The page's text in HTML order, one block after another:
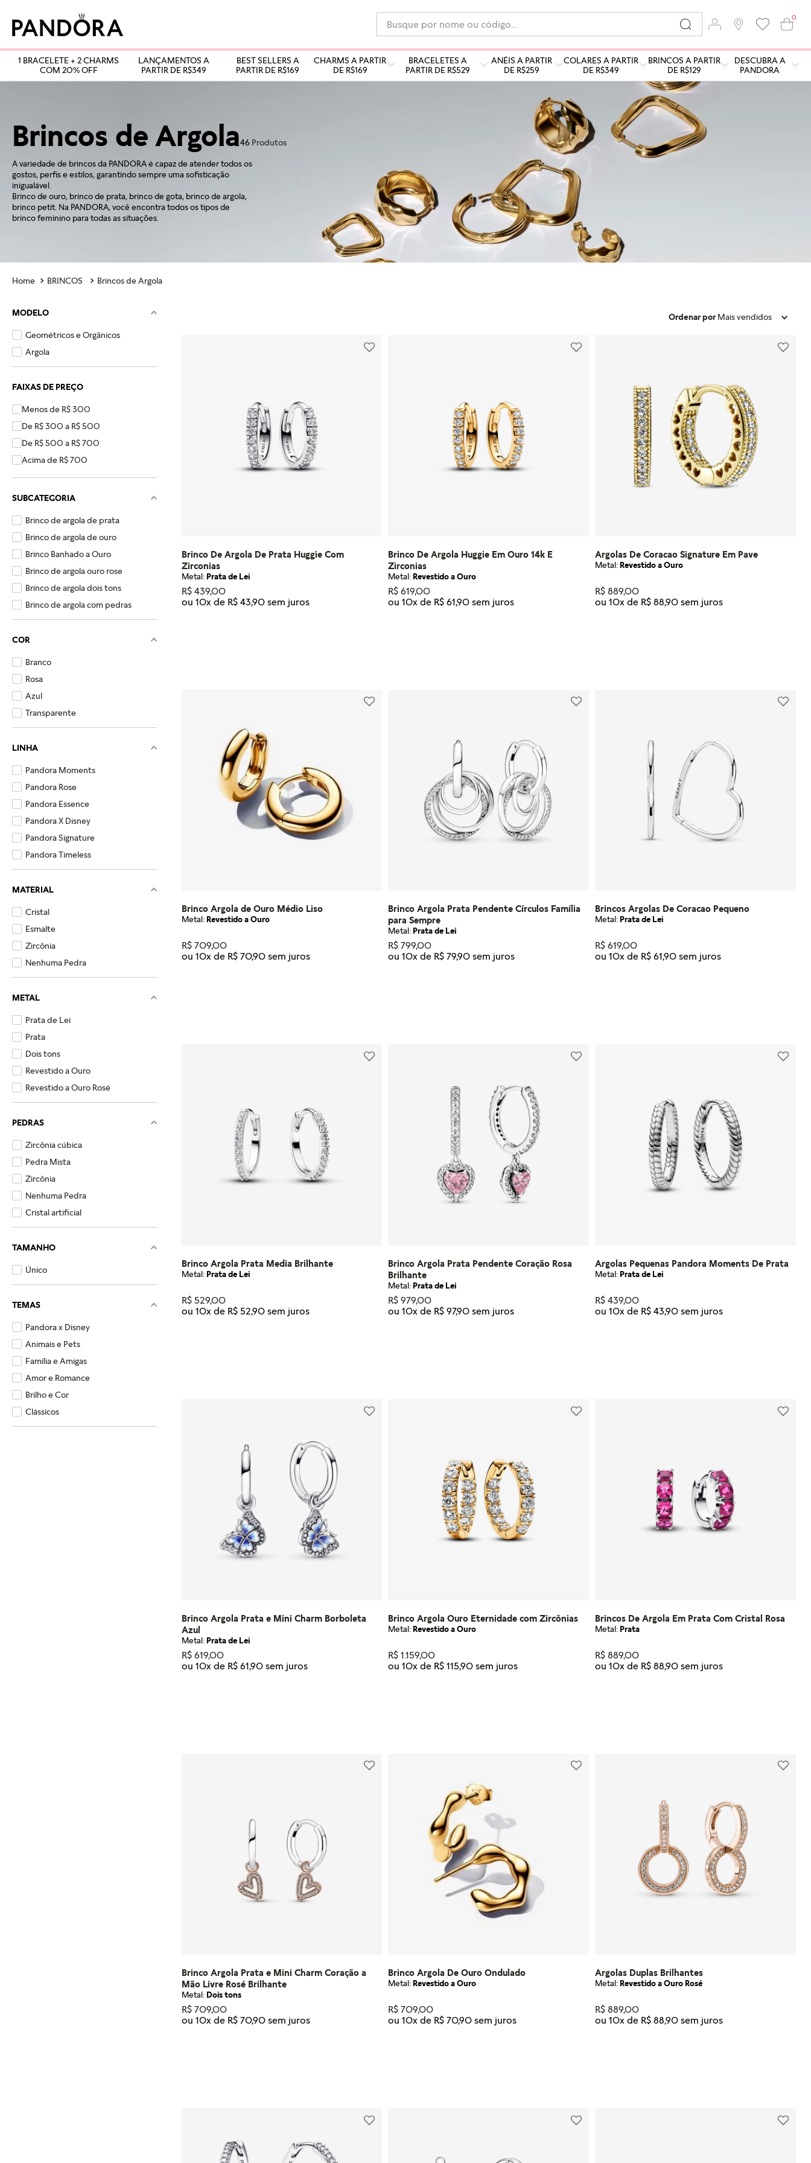
Busque por nome ou código... 0
1 BRACELETE + 2 CHARMS
COM 20% OFF
LANÇAMENTOS A
PARTIR DE R$349
BEST SELLERS A
PARTIR DE R$169
CHARMS A PARTIR
DE R$169
BRACELETES A
PARTIR DE R$529
ANÉIS A PARTIR
DE R$259
COLARES A PARTIR
DE R$349
BRINCOS A PARTIR
DE R$129
DESCUBRA A
PANDORA
Brincos de Argola46 Produtos
A variedade de brincos da PANDORA é capaz de atender todos os
gostos, perfis e estilos, garantindo sempre uma sofisticação
inigualável.
Brinco de ouro, brinco de prata, brinco de gota, brinco de argola,
brinco petit. Na PANDORA, você encontra todos os tipos de
brinco feminino para todas as situações.
BRINCOS Brincos de Argola
SUBCATEGORIA
Brinco de argola de prata
Brinco de argola de ouro
Brinco Banhado a Ouro
Brinco de argola ouro rose
Brinco de argola dois tons
Brinco de argola com pedras
COR
Branco
Rosa
Azul
Transparente
LINHA
Pandora Moments
Pandora Rose
Pandora Essence
Pandora X Disney
Pandora Signature
Pandora Timeless
MATERIAL
Cristal
Esmalte
Zircônia
Nenhuma Pedra
METAL
Prata de Lei
Prata
Dois tons
Revestido a Ouro
Revestido a Ouro Rosé
MODELO
Geométricos e Orgânicos
Argola
PEDRAS
Zircônia cúbica
Pedra Mista
Zircônia
Nenhuma Pedra
Cristal artificial
TAMANHO
Único
TEMAS
Pandora x Disney
Animais e Pets
Família e Amigas
Amor e Romance
Brilho e Cor
Clássicos
FAIXAS DE PREÇO
Menos de R$ 300
De R$ 300 a R$ 500
De R$ 500 a R$ 700
Acima de R$ 700
Ordenar por Mais vendidos
Brinco De Argola De Prata Huggie Com
Zirconias
Metal:Prata de Lei
R$ 439,00
ou 10x de R$ 43,90
Brinco De Argola Huggie Em Ouro 14k E
Zirconias
Metal:Revestido a Ouro
R$ 619,00
ou10x de R$ 61,90
Argolas De Coracao Signature Em Pave
Metal:Revestido a Ouro
R$ 889,00
ou10x de R$ 88,90
Brinco Argola de Ouro Médio Liso
Metal:Revestido a Ouro
R$ 709,00
ou 10x de R$ 70,90
Brinco Argola Prata Pendente Círculos Família
para Sempre
Metal:Prata de Lei
R$ 799,00
ou10x de R$ 79,90
Brincos Argolas De Coracao Pequeno
Metal:Prata de Lei
R$ 619,00
ou10x de R$ 61,90
Brinco Argola Prata Media Brilhante
Metal:Prata de Lei
R$ 529,00
ou 10x de R$ 52,90
Brinco Argola Prata Pendente Coração Rosa
Brilhante
Metal:Prata de Lei
R$ 979,00
ou10x de R$ 97,90
Argolas Pequenas Pandora Moments De Prata
Metal:Prata de Lei
R$ 439,00
ou10x de R$ 43,90
Brinco Argola Prata e Mini Charm Borboleta
Azul
Metal:Prata de Lei
R$ 619,00
ou 10x de R$ 61,90
Brinco Argola Ouro Eternidade com Zircônias
Metal:Revestido a Ouro
R$ 1.159,00
ou10x de R$ 115,90
Brincos De Argola Em Prata Com Cristal Rosa
Metal:Prata
R$ 889,00
ou10x de R$ 88,90
Brinco Argola Prata e Mini Charm Coração a
Mão Livre Rosé Brilhante
Metal:Dois tons
R$ 709,00
ou 10x de R$ 70,90
Brinco Argola De Ouro Ondulado
Metal:Revestido a Ouro
R$ 709,00
ou10x de R$ 70,90
Argolas Duplas Brilhantes
Metal:Revestido a Ouro Rosé
R$ 889,00
ou10x de R$ 88,90